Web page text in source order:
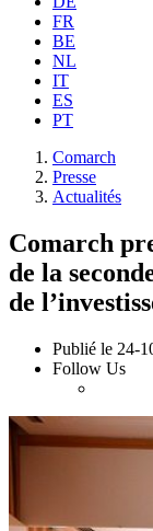
FR
BE
NL
IT
ES
PT
Comarch
Presse
Actualités
Comarch
de la
de
Publié le 24-
Follow Us